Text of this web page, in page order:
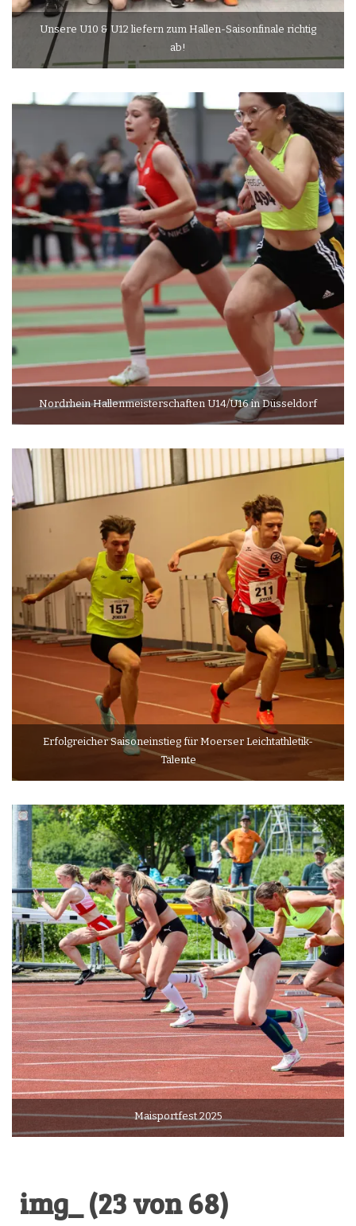
Unsere U10 & U12 liefern zum Hallen-Saisonfinale richtig
ab!
Nordrhein Hallenmeisterschaften U14/U16 in Düsseldorf
Erfolgreicher Saisoneinstieg für Moerser Leichtathletik-
Talente
Maisportfest 2025
img_ (23 von 68)